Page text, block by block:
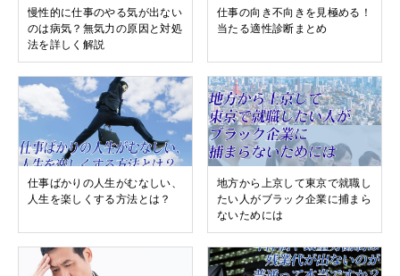
慢性的に仕事のやる気が出ない
のは病気？無気力の原因と対処
法を詳しく解説
仕事の向き不向きを見極める！
当たる適性診断まとめ
仕事ばかりの人生がむなしい、
人生を楽しくする方法とは？
地方から上京して東京で就職し
たい人がブラック企業に捕まら
ないためには